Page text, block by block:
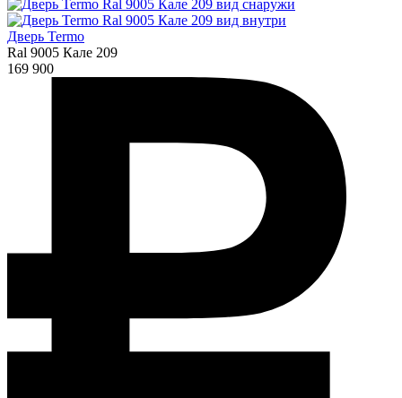
Дверь Termo
Ral 9005 Кале 209
169 900